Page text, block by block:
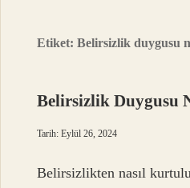
Etiket:Belirsizlik duygusu
Belirsizlik Duygusu
Tarih: Eylül 26, 2024
Belirsizlikten nasıl